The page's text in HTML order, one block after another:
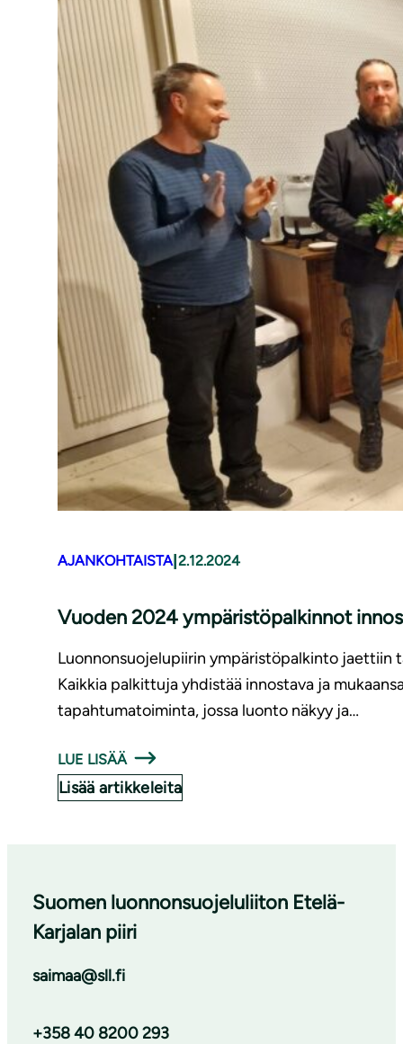
AJANKOHTAISTA|2.12.2024
Vuoden 2024 ym­pä­ris­tö­pal­kin­not
Luonnonsuojelupiirin ympäristöpalkinto jaettiin
Kaikkia palkittuja yhdistää innostava ja
tapahtumatoiminta, jossa luonto näkyy ja…
LUE LISÄÄ
Lisää artikkeleita
Suomen luonnonsuojeluliiton Etelä-
Karjalan piiri
saimaa@sll.fi
+358 40 8200 293